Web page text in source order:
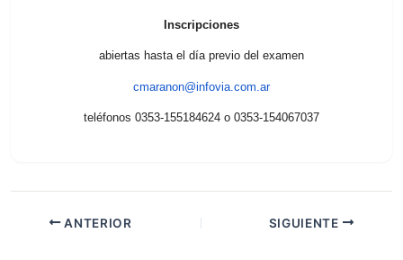
Inscripciones
abiertas hasta el día previo del examen
cmaranon@infovia.com.ar
teléfonos 0353-155184624 o 0353-154067037
ANTERIOR SIGUIENTE